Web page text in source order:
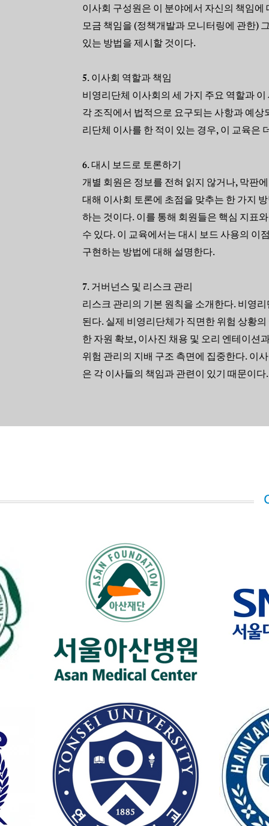
이사회 구성원은 이 분야에서 자신의 책임
모금 책임을 (정책개발과 모니터링에 관한)
있는 방법을 제시할 것이다.
5. 이사회 역할과 책임
비영리단체 이사회의 세 가지 주요 역할과
각 조직에서 법적으로 요구되는 사항과 예
리단체 이사를 한 적이 있는 경우, 이 교육은
6. 대시 보드로 토론하기
개별 회원은 정보를 전혀 읽지 않거나, 막판
대해 이사회 토론에 초점을 맞추는 한 가지
하는 것이다. 이를 통해 회원들은 핵심 지표
수 있다. 이 교육에서는 대시 보드 사용의 이
구현하는 방법에 대해 설명한다.
7. 거버넌스 및 리스크 관리
리스크 관리의 기본 원칙을 소개한다. 비영
된다. 실제 비영리단체가 직면한 위험 상황
한 자원 확보, 이사진 채용 및 오리 엔테이
위험 관리의 지배 구조 측면에 집중한다. 이
은 각 이사들의 책임과 관련이 있기 때문이다.